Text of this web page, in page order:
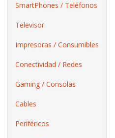
SmartPhones / Teléfonos
Televisor
Impresoras / Consumibles
Conectividad / Redes
Gaming / Consolas
Cables
Periféricos